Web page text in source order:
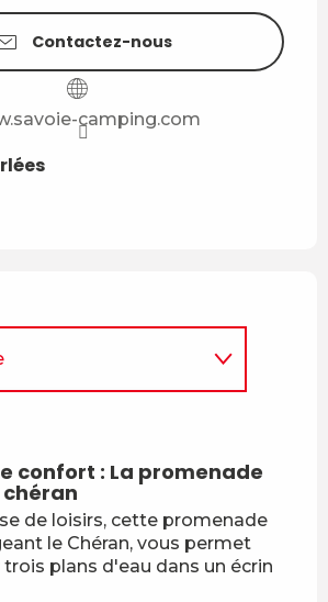
Contactez-nous
camping.com
confort : La promenade
chéran
de loisirs, cette promenade
le Chéran, vous permet
plans d'eau dans un écrin